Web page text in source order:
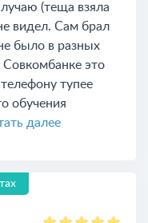
(теща взяла
видел. Сам брал
было в разных
Совкомбанке это
тупее
обучения
далее